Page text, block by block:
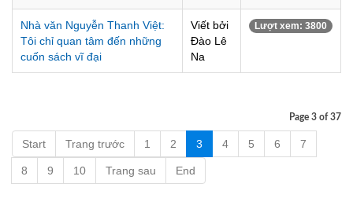
Nhà văn Nguyễn Thanh Việt:
Tôi chỉ quan tâm đến những
cuốn sách vĩ đại
Viết bởi
Đào Lê
Na
Lượt xem: 3800
Page 3 of 37
Start Trang trước 1 2 3 4 5 6 7
8 9 10 Trang sau End